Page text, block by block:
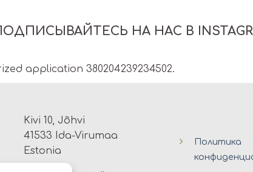
НА НАС В
application 380204239234502.
Kivi 10, Jõhvi
41533 Ida-Virumaa
Estonia
Политика